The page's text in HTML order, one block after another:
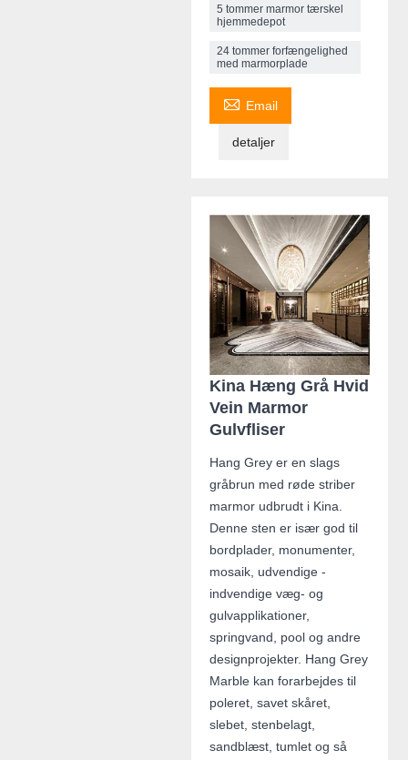
5 tommer marmor tærskel
hjemmedepot
24 tommer forfængelighed
med marmorplade
 Email
detaljer
Kina Hæng Grå Hvid
Vein Marmor
Gulvfliser
Hang Grey er en slags
gråbrun med røde striber
marmor udbrudt i Kina.
Denne sten er især god til
bordplader, monumenter,
mosaik, udvendige -
indvendige væg- og
gulvapplikationer,
springvand, pool og andre
designprojekter. Hang Grey
Marble kan forarbejdes til
poleret, savet skåret,
slebet, stenbelagt,
sandblæst, tumlet og så